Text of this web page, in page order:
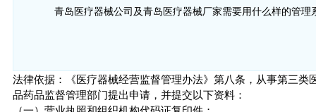
青岛医疗器械公司及青岛医疗器械厂家需要用什么样的管理
法律依据：《医疗器械经营监督管理办法》第八条，从事第三
品药品监督管理部门提出申请，并提交以下资料：